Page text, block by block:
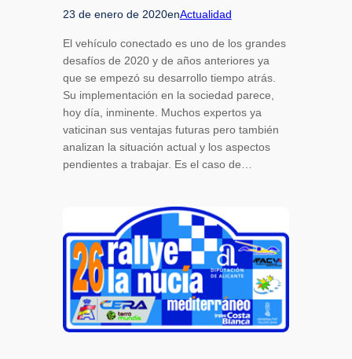
23 de enero de 2020enActualidad
El vehículo conectado es uno de los grandes
desafíos de 2020 y de años anteriores ya
que se empezó su desarrollo tiempo atrás.
Su implementación en la sociedad parece,
hoy día, inminente. Muchos expertos ya
vaticinan sus ventajas futuras pero también
analizan la situación actual y los aspectos
pendientes a trabajar. Es el caso de…